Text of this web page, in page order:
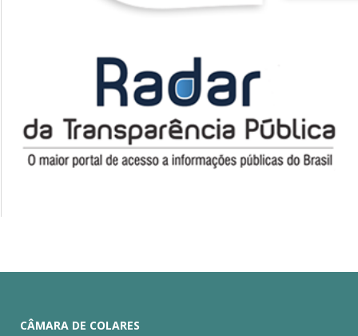
CÂMARA DE COLARES